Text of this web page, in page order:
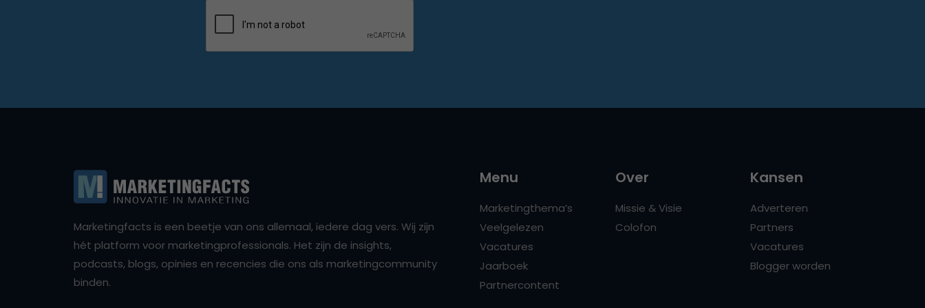
Marketingfacts is een beetje van ons allemaal, iedere dag vers. Wij zijn
hét platform voor marketingprofessionals. Het zijn de insights,
podcasts, blogs, opinies en recencies die ons als marketingcommunity
binden.
Menu
Marketingthema’s
Veelgelezen
Vacatures
Jaarboek
Partnercontent
Over
Missie & Visie
Colofon
Kansen
Adverteren
Partners
Vacatures
Blogger worden